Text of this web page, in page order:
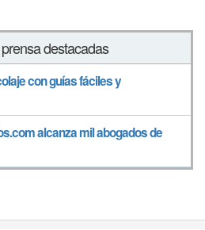
destacadas
con guías fáciles y
alcanza mil abogados de